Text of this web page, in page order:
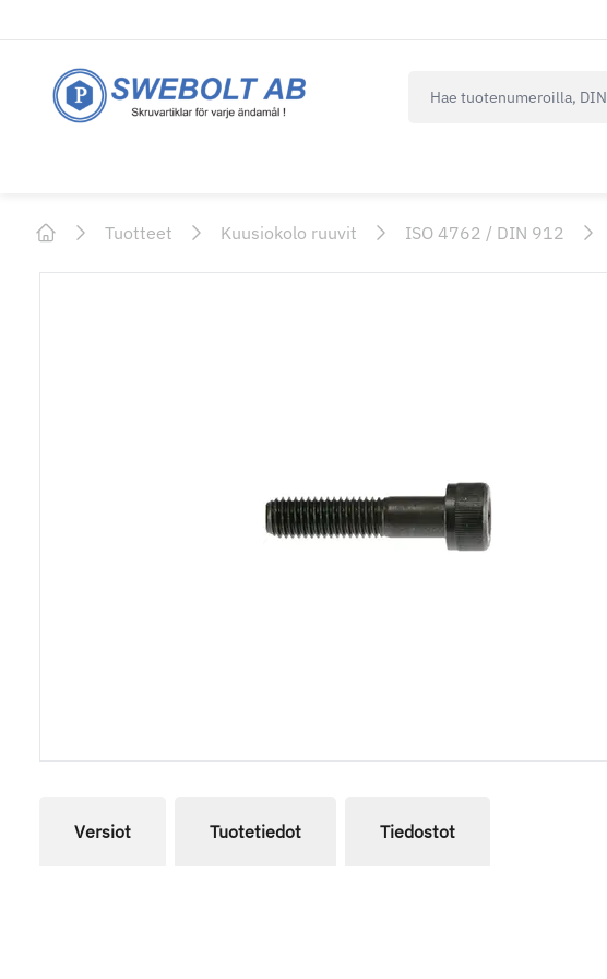
Tuotteet Kuusiokolo ruuvit ISO 4762 / DIN 912
Versiot Tuotetiedot Tiedostot